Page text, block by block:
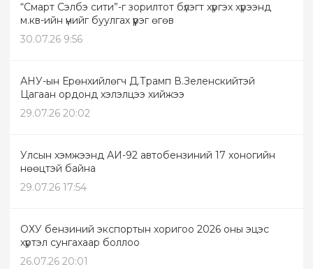
“Смарт Сэлбэ сити”-г зорилтот бүлэгт хүргэх хүрээнд
м.кв-ийн үнийг буулгах үүрэг өгөв
30.07.26 9:56
АНУ-ын Ерөнхийлөгч Д.Трамп В.Зеленскийтэй
Цагаан ордонд хэлэлцээ хийжээ
29.07.26 20:02
Улсын хэмжээнд АИ-92 автобензиний 17 хоногийн
нөөцтэй байна
29.07.26 17:54
ОХУ бензиний экспортын хоригоо 2026 оны эцэс
хүртэл сунгахаар боллоо
26.07.26 20:01